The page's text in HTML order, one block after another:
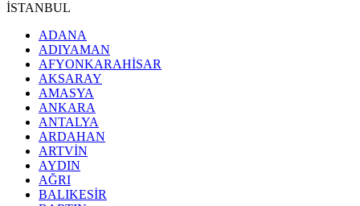
İSTANBUL
ADANA
ADIYAMAN
AFYONKARAHİSAR
AKSARAY
AMASYA
ANKARA
ANTALYA
ARDAHAN
ARTVİN
AYDIN
AĞRI
BALIKESİR